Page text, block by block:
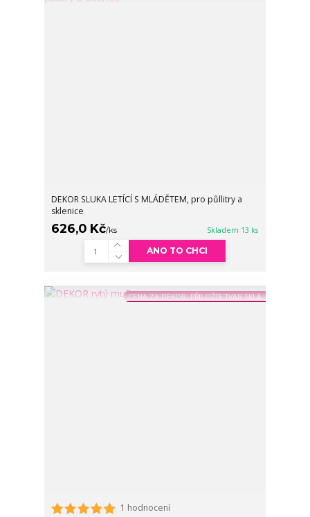
DEKOR SLUKA LETÍCÍ S MLÁDĚTEM, pro půllitry a
sklenice
626,0 Kč/ks Skladem 13 ks
ANO TO CHCI
CENA ZA DEKOR, PŘILOŽTE TVAR SKLA
1 hodnocení